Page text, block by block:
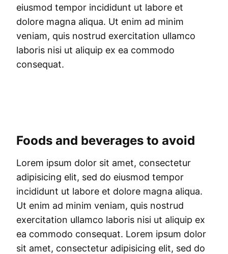
eiusmod tempor incididunt ut labore et
dolore magna aliqua. Ut enim ad minim
veniam, quis nostrud exercitation ullamco
laboris nisi ut aliquip ex ea commodo
consequat.
Foods and beverages to avoid
Lorem ipsum dolor sit amet, consectetur
adipisicing elit, sed do eiusmod tempor
incididunt ut labore et dolore magna aliqua.
Ut enim ad minim veniam, quis nostrud
exercitation ullamco laboris nisi ut aliquip ex
ea commodo consequat. Lorem ipsum dolor
sit amet, consectetur adipisicing elit, sed do